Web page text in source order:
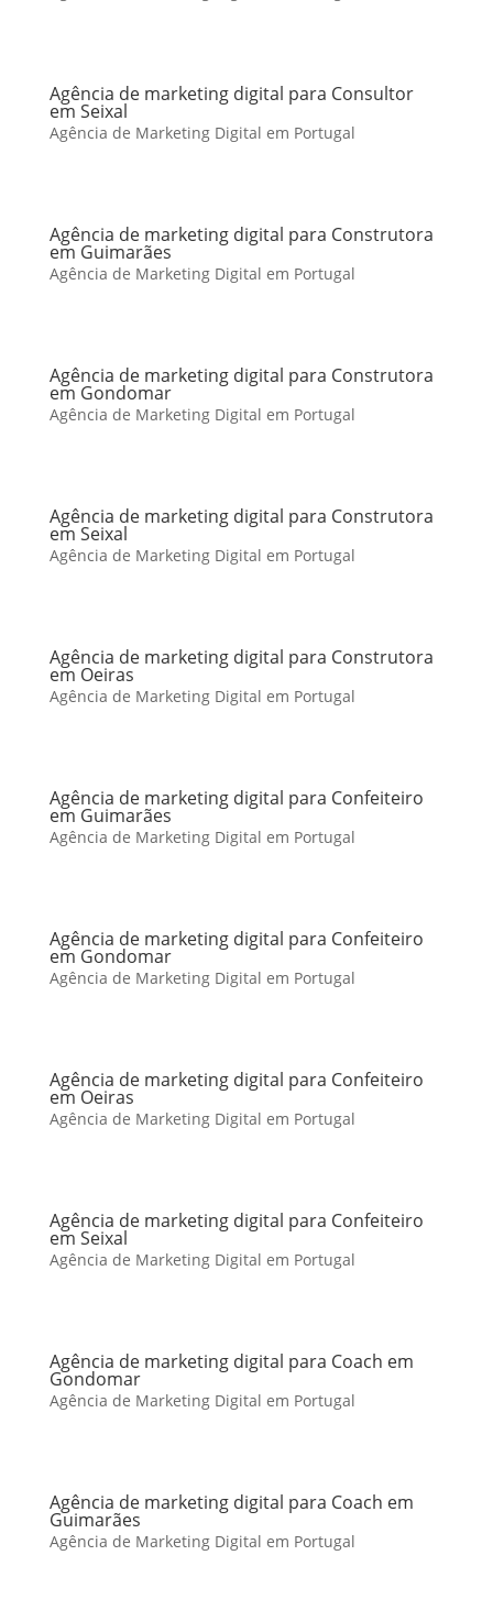
Agência de marketing digital para Consultor
em Seixal
Agência de Marketing Digital em Portugal
Agência de marketing digital para Construtora
em Guimarães
Agência de Marketing Digital em Portugal
Agência de marketing digital para Construtora
em Gondomar
Agência de Marketing Digital em Portugal
Agência de marketing digital para Construtora
em Seixal
Agência de Marketing Digital em Portugal
Agência de marketing digital para Construtora
em Oeiras
Agência de Marketing Digital em Portugal
Agência de marketing digital para Confeiteiro
em Guimarães
Agência de Marketing Digital em Portugal
Agência de marketing digital para Confeiteiro
em Gondomar
Agência de Marketing Digital em Portugal
Agência de marketing digital para Confeiteiro
em Oeiras
Agência de Marketing Digital em Portugal
Agência de marketing digital para Confeiteiro
em Seixal
Agência de Marketing Digital em Portugal
Agência de marketing digital para Coach em
Gondomar
Agência de Marketing Digital em Portugal
Agência de marketing digital para Coach em
Guimarães
Agência de Marketing Digital em Portugal